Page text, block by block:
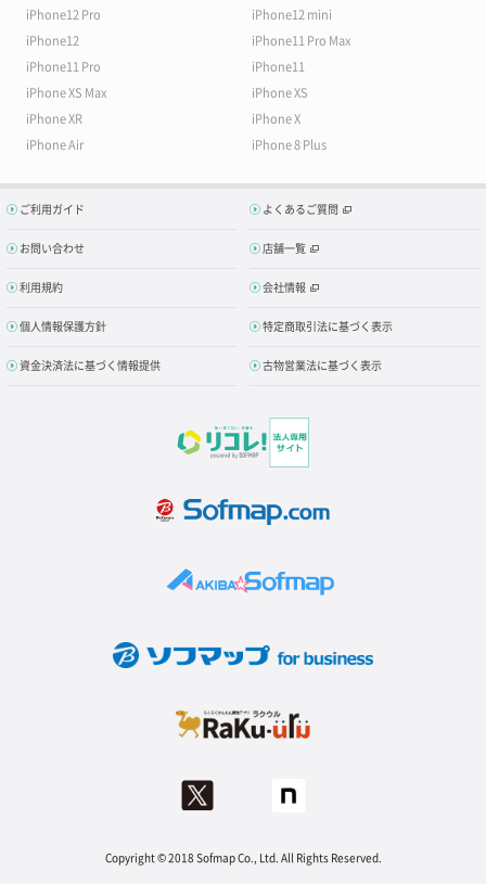
iPhone12 Pro
iPhone12 mini
iPhone12
iPhone11 Pro Max
iPhone11 Pro
iPhone11
iPhone XS Max
iPhone XS
iPhone XR
iPhone X
iPhone Air
iPhone 8 Plus
ご利用ガイド よくあるご質問
お問い合わせ 店舗一覧
利用規約 会社情報
個人情報保護方針 特定商取引法に基づく表示
資金決済法に基づく情報提供 古物営業法に基づく表示
Copyright © 2018 Sofmap Co., Ltd. All Rights Reserved.